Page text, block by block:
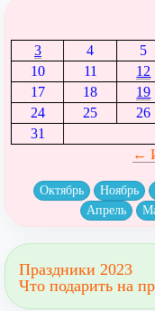
3
4 5
10
11 12
17
18 19
24
25 26
31
←
Октябрь Ноябрь
Апрель
Праздники 2023
Что подарить на